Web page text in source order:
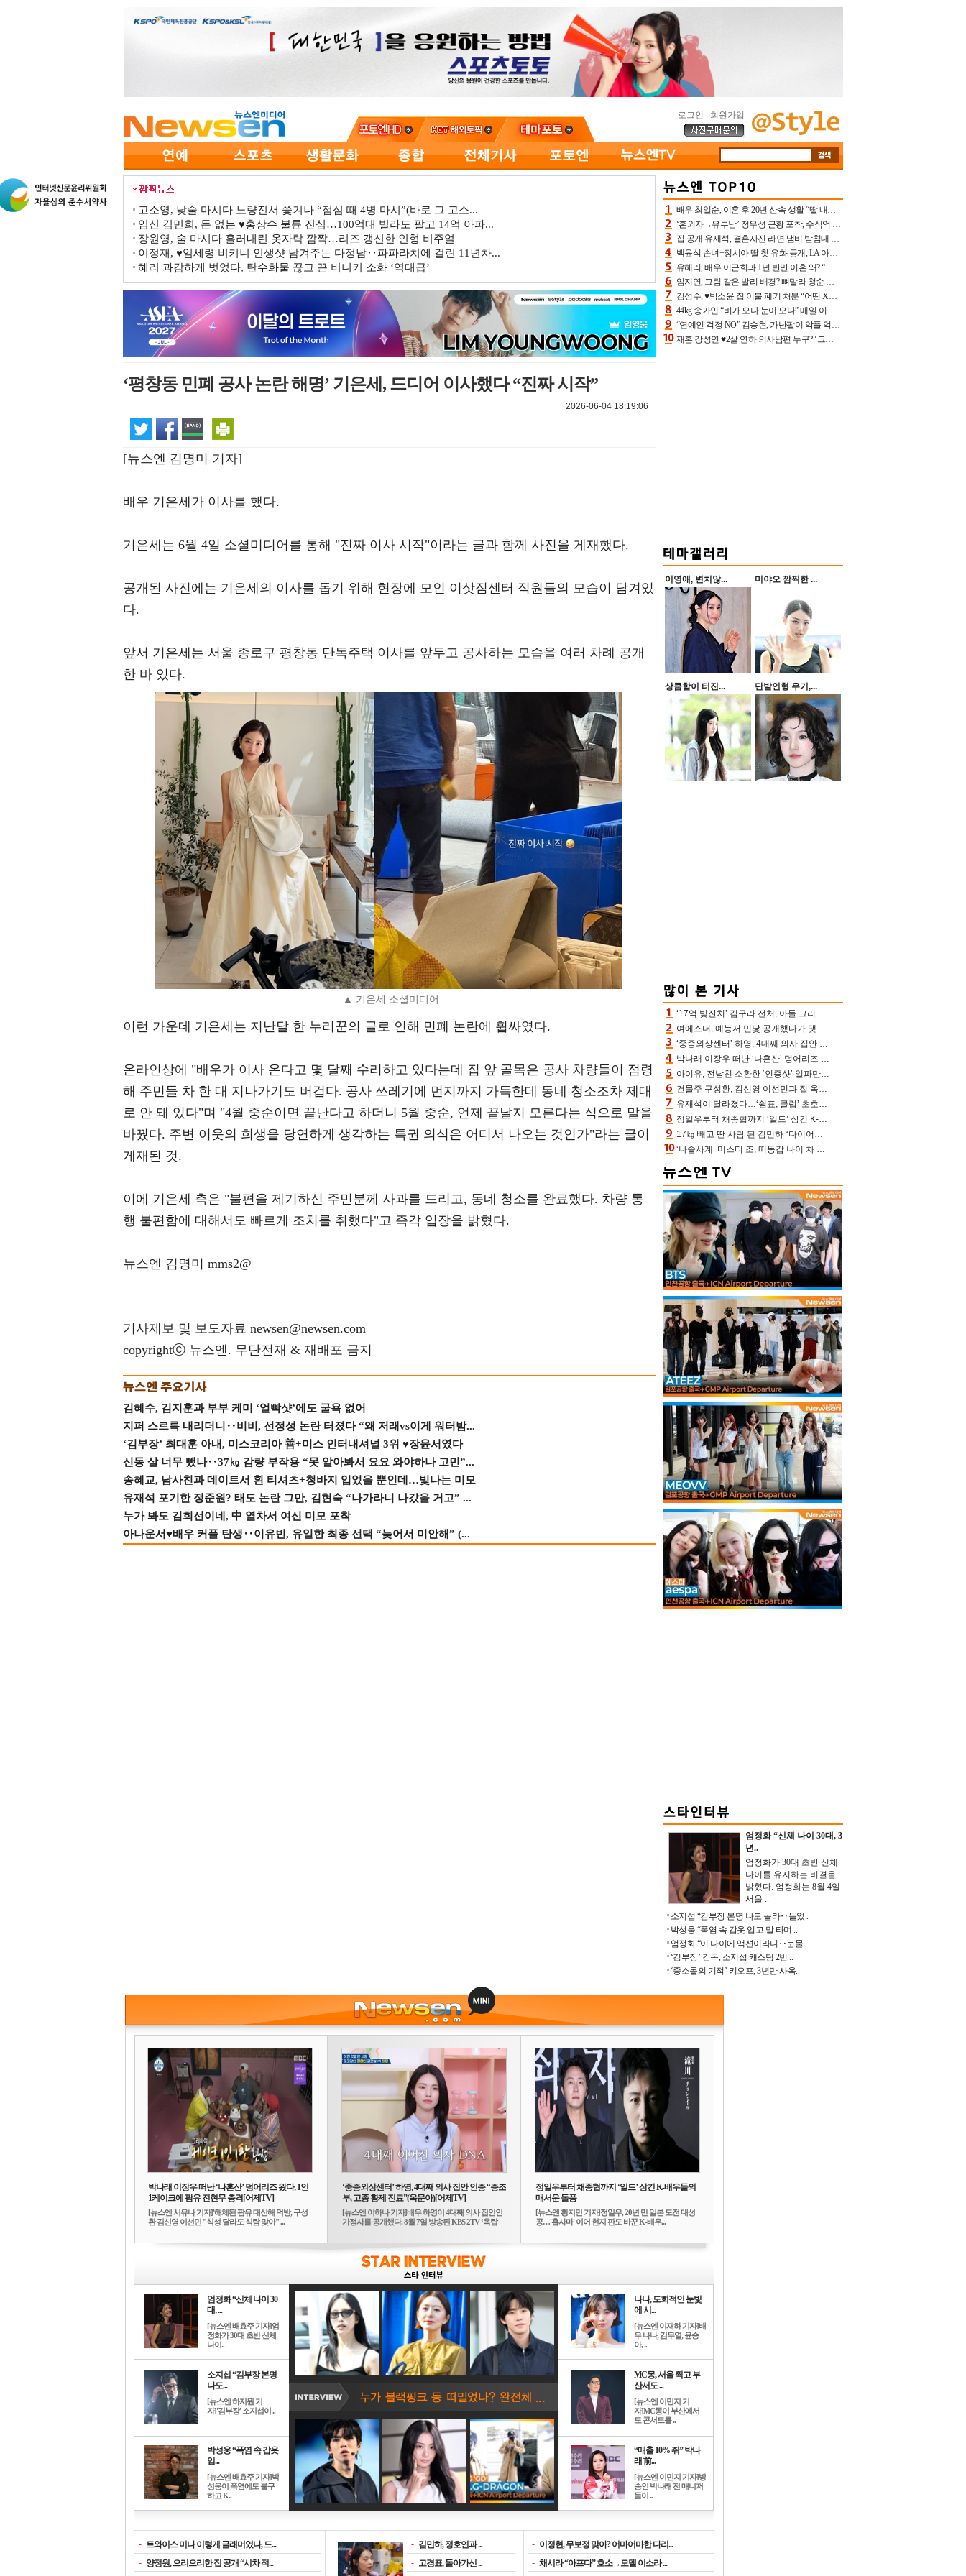
로그인 회원가입
고소영, 낮술 마시다 노량진서 쫓겨나 “점심 때 4병 마셔”(바로 그 고소...
임신 김민희, 돈 없는 ♥홍상수 불륜 진심…100억대 빌라도 팔고 14억 아파...
장원영, 술 마시다 흘러내린 옷자락 깜짝…리즈 갱신한 인형 비주얼
이정재, ♥임세령 비키니 인생샷 남겨주는 다정남‥파파라치에 걸린 11년차...
혜리 과감하게 벗었다, 탄수화물 끊고 끈 비니키 소화 ‘역대급’
‘평창동 민폐 공사 논란 해명’ 기은세, 드디어 이사했다 “진짜 시작”
2026-06-04 18:19:06
[뉴스엔 김명미 기자]
배우 기은세가 이사를 했다.
기은세는 6월 4일 소셜미디어를 통해 "진짜 이사 시작"이라는 글과 함께 사진을 게재했다.
공개된 사진에는 기은세의 이사를 돕기 위해 현장에 모인 이삿짐센터 직원들의 모습이 담겨있
다.
앞서 기은세는 서울 종로구 평창동 단독주택 이사를 앞두고 공사하는 모습을 여러 차례 공개
한 바 있다.
▲ 기은세 소셜미디어
이런 가운데 기은세는 지난달 한 누리꾼의 글로 인해 민폐 논란에 휩싸였다.
온라인상에 "배우가 이사 온다고 몇 달째 수리하고 있다는데 집 앞 골목은 공사 차량들이 점령
해 주민들 차 한 대 지나가기도 버겁다. 공사 쓰레기에 먼지까지 가득한데 동네 청소조차 제대
로 안 돼 있다"며 "4월 중순이면 끝난다고 하더니 5월 중순, 언제 끝날지 모른다는 식으로 말을
바꿨다. 주변 이웃의 희생을 당연하게 생각하는 특권 의식은 어디서 나오는 것인가"라는 글이
게재된 것.
이에 기은세 측은 "불편을 제기하신 주민분께 사과를 드리고, 동네 청소를 완료했다. 차량 통
행 불편함에 대해서도 빠르게 조치를 취했다"고 즉각 입장을 밝혔다.
뉴스엔 김명미 mms2@
기사제보 및 보도자료 newsen@newsen.com
copyrightⓒ 뉴스엔. 무단전재 & 재배포 금지
김혜수, 김지훈과 부부 케미 ‘얼빡샷’에도 굴욕 없어
지퍼 스르륵 내리더니‥비비, 선정성 논란 터졌다 “왜 저래vs이게 워터밤...
‘김부장’ 최대훈 아내, 미스코리아 善+미스 인터내셔널 3위 ♥장윤서였다
신동 살 너무 뺐나‥37㎏ 감량 부작용 “못 알아봐서 요요 와야하나 고민”...
송혜교, 남사친과 데이트서 흰 티셔츠+청바지 입었을 뿐인데…빛나는 미모
유재석 포기한 정준원? 태도 논란 그만, 김현숙 “나가라니 나갔을 거고” ...
누가 봐도 김희선이네, 中 열차서 여신 미모 포착
아나운서♥배우 커플 탄생‥이유빈, 유일한 최종 선택 “늦어서 미안해” (...
배우 최일순, 이혼 후 20년 산속 생활 “딸 내가 버렸다고 원망‥맘 아파”(특종)[어제TV]
‘혼외자→유부남’ 정우성 근황 포착, 수식억 해킹 피해 후배 만났다 “존경하는”
집 공개 유재석, 결혼사진 라면 냄비 받침대 되고 분노‥가족사진도 피해(놀뭐)[어제TV]
백윤식 손녀+정시아 딸 첫 유화 공개, LA 아트쇼→서울국제조각페스타 작가다운 수준급 실력
유혜리, 배우 이근희과 1년 반만 이혼 왜? “식칼 꽂고 의자 던져” 충격 폭로(특종)[어제TV]
임지연, 그림 같은 발리 배경? 뼈말라 청순 비키니 핏에 상대 안 되네
김성수, ♥박소윤 집 이불 폐기 처분 “어떤 X이랑 썼을지 몰라” 질투(신랑수업2)[어제TV]
44kg 송가인 “비가 오나 눈이 오나” 매일 이 운동, 허벅지 근육량 상승+체지방 감소
“연예인 걱정 NO” 김승현, 가난팔이 악플 억울할만‥아내+딸과 日 여행
재혼 강성연 ♥2살 연하 의사남편 누구? ‘그알’ 자문의에 훈남 비주얼 초엘리트 스펙 [종합]
이영애, 변치않... 미야오 깜찍한 ...
상큼함이 터진... 단발인형 우기,...
‘17억 빚잔치’ 김구라 전처, 아들 그리는 “나 뿐인데” 친엄마 챙기는 효심 눈길
여에스더, 예능서 민낯 공개했다가 댓글에 충격 “눈 왜 저렇게 처졌냐고”(에스더TV)
‘중증외상센터’ 하영, 4대째 의사 집안 인증 “증조부, 고종 황제 진료”(옥문아)[어제TV]
박나래 이장우 떠난 ‘나혼산’ 덩어리즈 왔다, 1인 1케이크에 팜유 전현무 충격[어제TV]
아이유, 전남친 소환한 ‘인증샷’ 일파만파 속…남사친 변우석 선물도 남겼나 ‘훈훈’
건물주 구성환, 김신영 이선민과 집 옥상서 41만원 한우 파티 “화력이 성화봉송”(나혼산)
유재석이 달라졌다…‘쉼표, 클럽’ 초호화 코스에 주우재도 감탄 (놀면 뭐하니?)
정일우부터 채종협까지 ‘일드’ 삼킨 K-배우들의 매서운 돌풍
17㎏ 빼고 딴 사람 된 김민하 “다이어트 화제돼 깜짝, 이럴 일인가”(전현무계획4)[어제TV]
‘나솔사계’ 미스터 조, 띠동갑 나이 차 고백…3MC ‘말잇못’
엄정화 “신체 나이 30대, 3
년..
엄정화가 30대 초반 신체
나이를 유지하는 비결을
밝혔다. 엄정화는 8월 4일
서울 ..
소지섭 “김부장 본명 나도 몰라‥들었..
박성웅 “폭염 속 갑옷 입고 말 타며 ..
엄정화 “이 나이에 액션이라니‥눈물 ..
‘김부장’ 감독, 소지섭 캐스팅 2번 ..
‘중소돌의 기적’ 키오프, 3년만 사옥..
박나래 이장우 떠난 ‘나혼산’ 덩어리즈 왔다, 1인
1케이크에 팜유 전현무 충격[어제TV]
[뉴스엔 서유나 기자]'해체된 팜유 대신해 먹방, 구성
환 김신영 이선민 "식성 달라도 식탐 맞아"'...
‘중증외상센터’ 하영, 4대째 의사 집안 인증 “증조
부, 고종 황제 진료”(옥문아)[어제TV]
[뉴스엔 이하나 기자]배우 하영이 4대째 의사 집안인
가정사를 공개했다. 8월 7일 방송된 KBS 2TV ‘옥탑
정일우부터 채종협까지 ‘일드’ 삼킨 K-배우들의
매서운 돌풍
[뉴스엔 황지민 기자]정일우, 20년 만 일본 도전 대성
공…'횹사마' 이어 현지 판도 바꾼 K-배우...
엄정화 “신체 나이 30
대, ...
[뉴스엔 배효주 기자]엄
정화가 30대 초반 신체
나이..
소지섭 “김부장 본명
나도...
[뉴스엔 하지원 기
자]'김부장' 소지섭이 ..
박성웅 “폭염 속 갑옷
입...
[뉴스엔 배효주 기자]박
성웅이 폭염에도 불구
하고 K..
나나, 도회적인 눈빛
에 시...
[뉴스엔 이재하 기자]배
우 나나, 김무열, 윤승
아, ..
MC몽, 서울 찍고 부
산서도 ...
[뉴스엔 이민지 기
자]MC몽이 부산에서
도 콘서트를 ..
“매출 10% 줘” 박나
래 前...
[뉴스엔 이민지 기자]방
송인 박나래 전 매니저
들이 ..
- 트와이스 미나 이렇게 글래머였나, 드...
- 양정원, 으리으리한 집 공개 “시차 적...
- 김민하, 정호연과 ...
- 고경표, 돌아가신 ...
- 이정현, 무보정 맞아? 어마어마한 다리...
- 채시라 “아프다” 호소→모델 이소라 ...